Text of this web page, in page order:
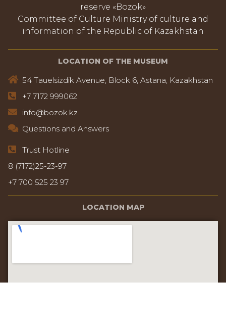
reserve «Bozok»
Committee of Culture Ministry of culture and
information of the Republic of Kazakhstan
LOCATION OF THE MUSEUM
54 Tauelsizdik Avenue, Block 6, Astana, Kazakhstan
+7 7172 999062
info@bozok.kz
Questions and Answers
Trust Hotline
8 (7172)25-23-97
+7 700 525 23 97
LOCATION MAP